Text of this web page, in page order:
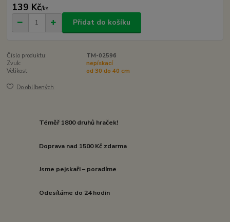
139 Kč/ks
Přidat do košíku
Číslo produktu:
TM-02596
Zvuk:
nepískací
Velikost:
od 30 do 40 cm
Do oblíbených
Téměř 1800 druhů hraček!
Doprava nad 1500 Kč zdarma
Jsme pejskaři – poradíme
Odesíláme do 24 hodin